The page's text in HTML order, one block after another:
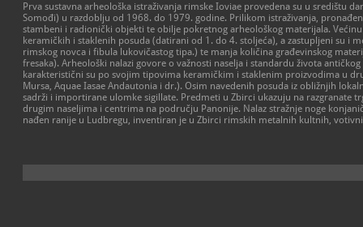
Prva sustavna arheološka istraživanja rimske Ioviae provedena su u središtu
Somođi) u razdoblju od 1968. do 1979. godine. Prilikom istraživanja,
stambeni i radionički objekti te obilje pokretnog arheološkog materijala.
keramičkih i staklenih posuda (datirani od 1. do 4. stoljeća), a zastupljeni su i
rimskog novca i fibula lukovičastog tipa.) te manja količina građevinskog
fresaka). Arheološki nalazi govore o važnosti naselja i standardu života
karakteristični su po svojim tipovima keramičkim i staklenim proizvodima u
Mursa, Aquae Iasae Andautonia i dr.). Osim navedenih posuda iz obližnjih
sadrži i importirane ulomke sigillate. Predmeti u Zbirci ukazuju na razgranate
drugim naseljima i centrima na području Panonije. Nalaz stražnje noge
nađen ranije u Ludbregu, inventiran je u Zbirci rimskih metalnih kultnih,